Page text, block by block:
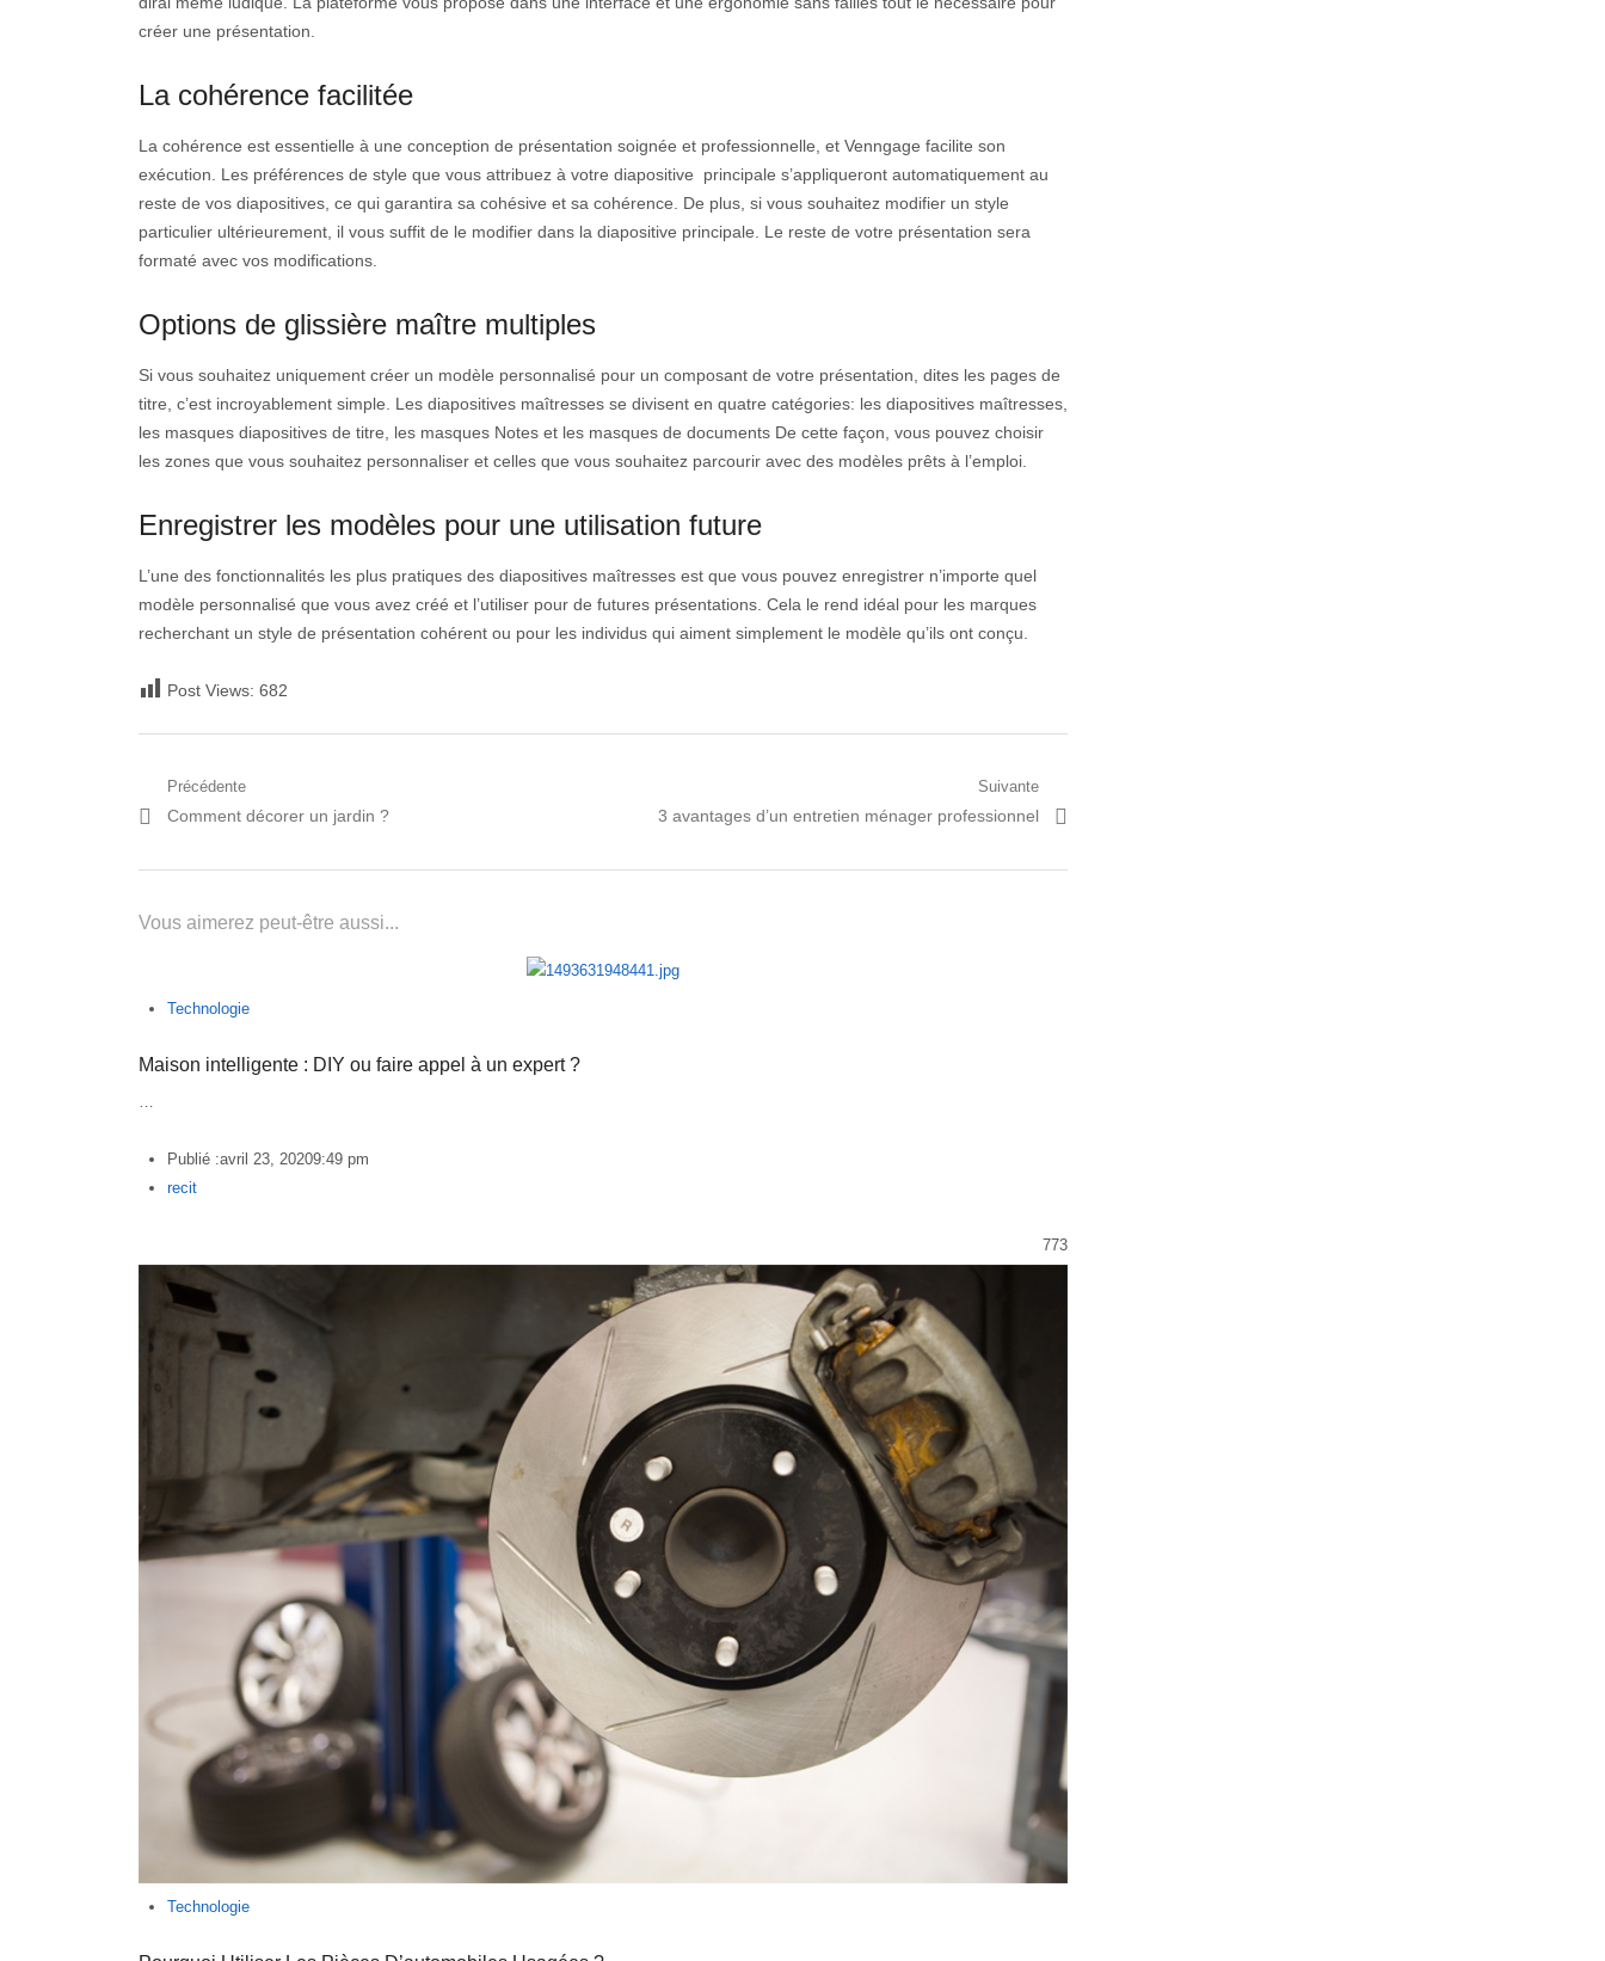
créer une présentation.
La cohérence facilitée
La cohérence est essentielle à une conception de présentation soignée et professionnelle, et Venngage facilite son
exécution. Les préférences de style que vous attribuez à votre diapositive principale s’appliqueront automatiquement au
reste de vos diapositives, ce qui garantira sa cohésive et sa cohérence. De plus, si vous souhaitez modifier un style
particulier ultérieurement, il vous suffit de le modifier dans la diapositive principale. Le reste de votre présentation sera
formaté avec vos modifications.
Options de glissière maître multiples
Si vous souhaitez uniquement créer un modèle personnalisé pour un composant de votre présentation, dites les pages de
titre, c’est incroyablement simple. Les diapositives maîtresses se divisent en quatre catégories: les diapositives maîtresses,
les masques diapositives de titre, les masques Notes et les masques de documents De cette façon, vous pouvez choisir
les zones que vous souhaitez personnaliser et celles que vous souhaitez parcourir avec des modèles prêts à l’emploi.
Enregistrer les modèles pour une utilisation future
L’une des fonctionnalités les plus pratiques des diapositives maîtresses est que vous pouvez enregistrer n’importe quel
modèle personnalisé que vous avez créé et l’utiliser pour de futures présentations. Cela le rend idéal pour les marques
recherchant un style de présentation cohérent ou pour les individus qui aiment simplement le modèle qu’ils ont conçu.
Post Views: 682
Navigation
de
l’article
Précédente
Post
Comment décorer un jardin ?
Suivante
Prochain
3 avantages d’un entretien ménager professionnel
Vous aimerez peut-être aussi...
Technologie
Maison intelligente : DIY ou faire appel à un expert ?
Publié :avril 23, 20209:49 pm
Author
recit
773
Technologie